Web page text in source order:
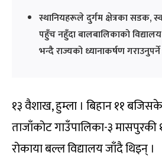
स्थानियहरूले दुर्गम क्षेत्रका सडक,
पहुँच नहुँदा बालबालिकाको
भन्दै राज्यको ध्यानाकर्षण
१३ वैशाख, हुम्ला । बिहान ११
ताजाँकोट गाउँपालिका-३ मासपुरकी
रोकाया बल्ल विद्यालय जाँदै थिइन् ।